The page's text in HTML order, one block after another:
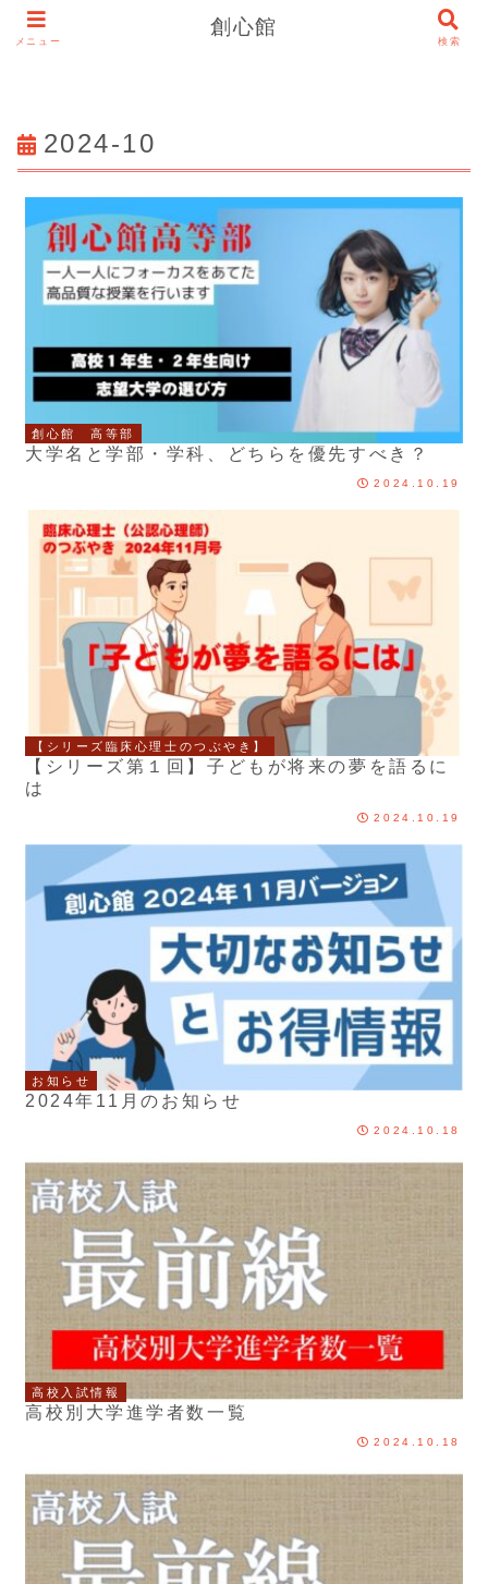
2024-10
創心館 高等部
大学名と学部・学科、どちらを優先すべき？
2024.10.19
【シリーズ臨床心理士のつぶやき】
【シリーズ第１回】子どもが将来の夢を語るに
は
2024.10.19
お知らせ
2024年11月のお知らせ
2024.10.18
高校入試情報
高校別大学進学者数一覧
2024.10.18
メニュー
創心館
検索